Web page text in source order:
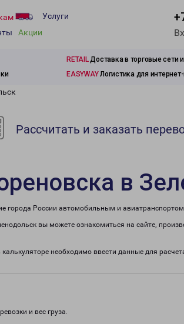
Услуги
Акции
RETAILДоставка в торговые сети
EASYWAYЛогистика для
Рассчитать и заказать
в
города России автомобильным и
вы можете ознакомиться на сайте,
необходимо ввести данные для
и вес груза.